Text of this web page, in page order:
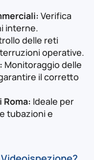
Verifica
interne.
delle reti
operative.
Monitoraggio delle
il corretto
Ideale per
tubazioni e